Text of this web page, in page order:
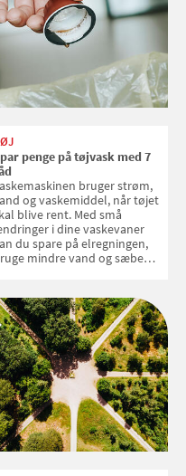
penge på tøjvask med 7
bruger strøm,
og vaskemiddel, når tøjet
blive rent. Med små
i dine vaskevaner
du spare på elregningen,
mindre vand og sæbe
råd til at spare penge på